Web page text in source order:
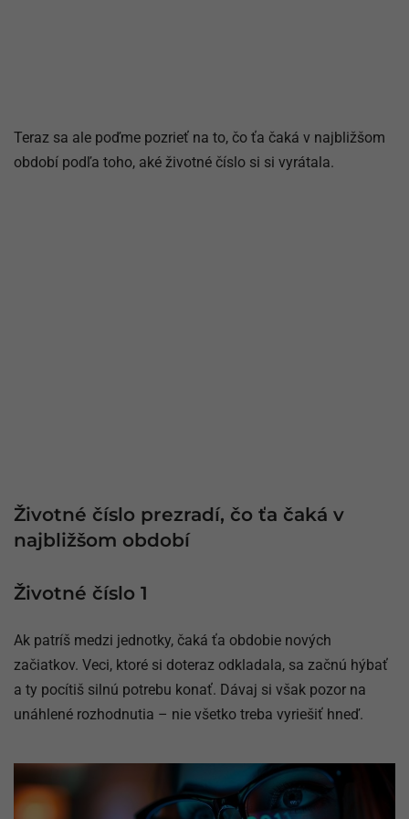
Teraz sa ale poďme pozrieť na to, čo ťa čaká v najbližšom
období podľa toho, aké životné číslo si si vyrátala.
Životné číslo prezradí, čo ťa čaká v
najbližšom období
Životné číslo 1
Ak patríš medzi jednotky, čaká ťa obdobie nových
začiatkov. Veci, ktoré si doteraz odkladala, sa začnú hýbať
a ty pocítiš silnú potrebu konať. Dávaj si však pozor na
unáhlené rozhodnutia – nie všetko treba vyriešiť hneď.